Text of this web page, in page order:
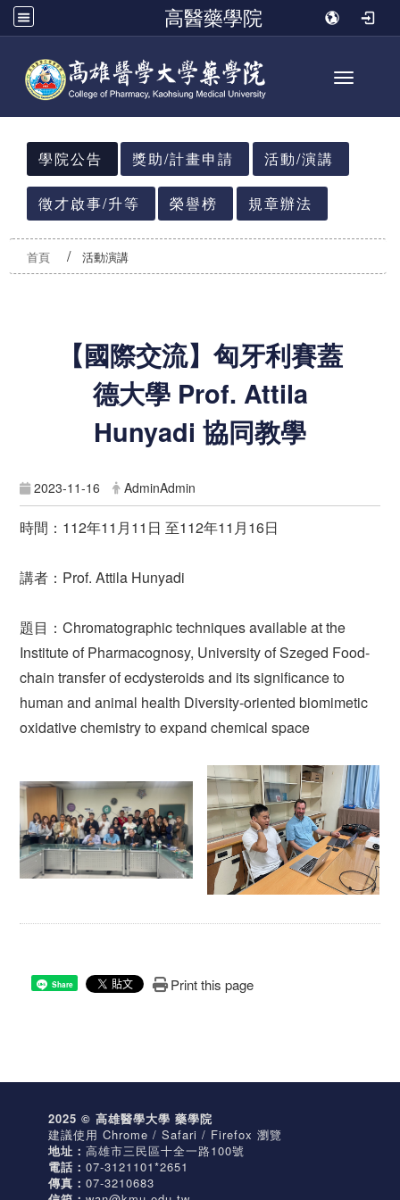
高醫藥學院
Toggle
:::
學院公告
獎助/計畫申請 活動/演講
徵才啟事/升等 榮譽榜 規章辦法
首頁 活動演講
【國際交流】匈牙利賽蓋
德大學 Prof. Attila
Hunyadi 協同教學
2023-11-16 AdminAdmin
時間：112年11月11日 至112年11月16日
講者：Prof. Attila Hunyadi
題目：Chromatographic techniques available at the
Institute of Pharmacognosy, University of Szeged Food-
chain transfer of ecdysteroids and its significance to
human and animal health Diversity-oriented biomimetic
oxidative chemistry to expand chemical space
Share Print this page
2025 © 高雄醫學大學 藥學院
建議使用 Chrome / Safari / Firefox 瀏覽
地址： 高雄市三民區十全一路100號
電話： 07-3121101*2651
傳真： 07-3210683